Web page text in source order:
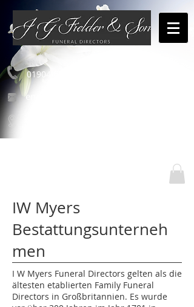
01904 654460
enquiries@jgfielderandson.co.uk
IW Myers
Bestattungsunterneh
men
I W Myers Funeral Directors gelten als die
ältesten etablierten Family Funeral
Directors in Großbritannien. Es wurde